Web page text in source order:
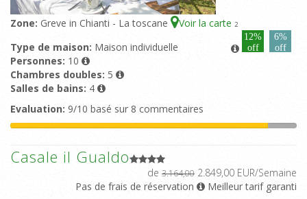
Zone: Greve in Chianti - La toscane Voir la carte 2
12%
off
6%
off
Type de maison: Maison individuelle
Personnes: 10
Chambres doubles: 5
Salles de bains: 4
Evaluation: 9/10 basé sur 8 commentaires
Casale il Gualdo
de 3.164,00 2.849,00 EUR/Semaine
Pas de frais de réservation
Meilleur tarif garanti